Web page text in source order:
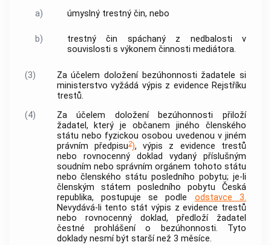
a)
úmyslný trestný čin, nebo
b) trestný čin spáchaný z nedbalosti v
souvislosti s výkonem činnosti mediátora.
(3) Za účelem doložení bezúhonnosti žadatele si
ministerstvo vyžádá výpis z evidence Rejstříku
trestů.
(4)
Za účelem doložení bezúhonnosti přiloží
žadatel, který je občanem jiného členského
státu nebo fyzickou osobou uvedenou v jiném
právním předpisu2), výpis z evidence trestů
nebo rovnocenný doklad vydaný příslušným
soudním nebo správním orgánem tohoto státu
nebočlenského státu posledního pobytu; je-li
členským státem posledního pobytu Česká
republika, postupuje se podle odstavce 3.
Nevydává-li tento stát výpis z evidence trestů
nebo rovnocenný doklad, předloží žadatel
čestné prohlášení o
bezúhonnosti. Tyto
doklady nesmí být starší než 3 měsíce.